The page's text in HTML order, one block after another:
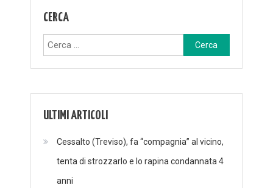
CERCA
Ricerca
per:
ULTIMI ARTICOLI
Cessalto (Treviso), fa “compagnia” al vicino,
tenta di strozzarlo e lo rapina condannata 4
anni